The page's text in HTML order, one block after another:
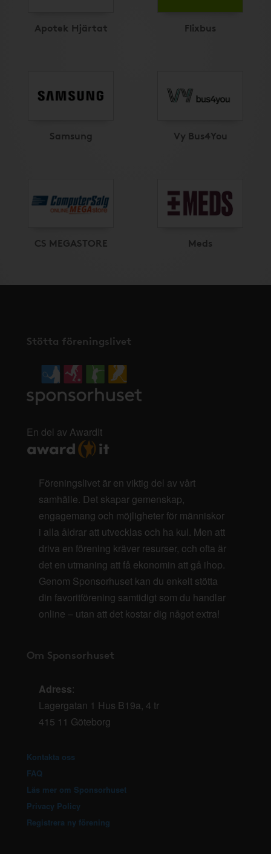
Apotek Hjärtat Flixbus
Samsung Vy Bus4You
CS MEGASTORE Meds
Stötta föreningslivet
En del av AwardIt
Föreningslivet är en viktig del av vårt
samhälle. Det skapar gemenskap,
engagemang och möjligheter för människor
i alla åldrar att utvecklas och ha kul. Men att
driva en förening kräver resurser, och ofta är
det en utmaning att få ekonomin att gå ihop.
Genom Sponsorhuset kan du enkelt stötta
din favoritförening samtidigt som du handlar
online – utan att det kostar dig något extra!
Om Sponsorhuset
Adress:
Lagergatan 1 Hus B19a, 4 tr
415 11 Göteborg
Kontakta oss
FAQ
Läs mer om Sponsorhuset
Privacy Policy
Registrera ny förening